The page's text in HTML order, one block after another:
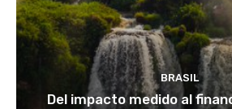
BRASIL
Del impacto medido al